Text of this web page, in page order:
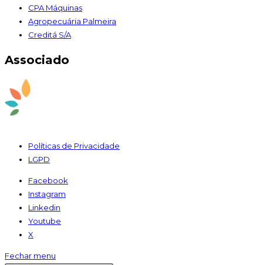
CPA Máquinas
Agropecuária Palmeira
Creditá S/A
Associado
Políticas de Privacidade
LGPD
Facebook
Instagram
Linkedin
Youtube
X
Fechar menu